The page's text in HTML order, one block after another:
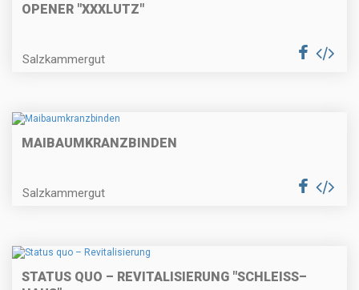
OPENER "XXXLUTZ"
Salzkammergut
MAIBAUMKRANZBINDEN
Salzkammergut
STATUS QUO – REVITALISIERUNG "SCHLEISS–